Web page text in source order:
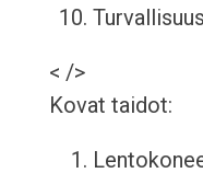
< />
Kovat taidot: